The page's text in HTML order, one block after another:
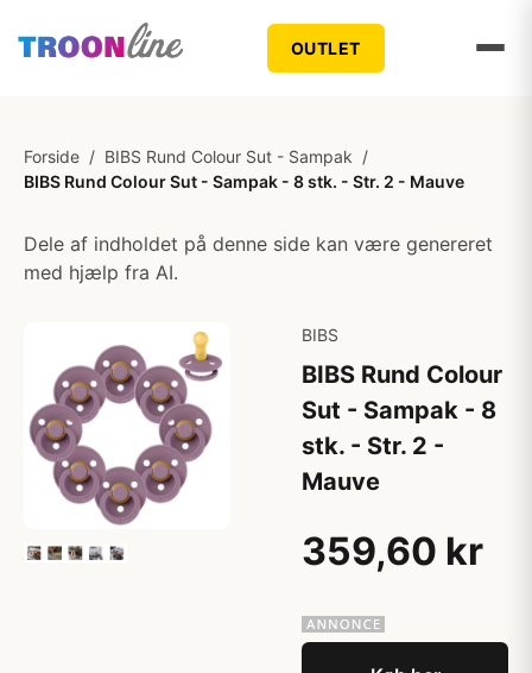
OUTLET
Forside / BIBS Rund Colour Sut - Sampak /
BIBS Rund Colour Sut - Sampak - 8 stk. - Str. 2 - Mauve
Dele af indholdet på denne side kan være genereret
med hjælp fra AI.
BIBS
BIBS Rund Colour
Sut - Sampak - 8
stk. - Str. 2 -
Mauve
359,60 kr